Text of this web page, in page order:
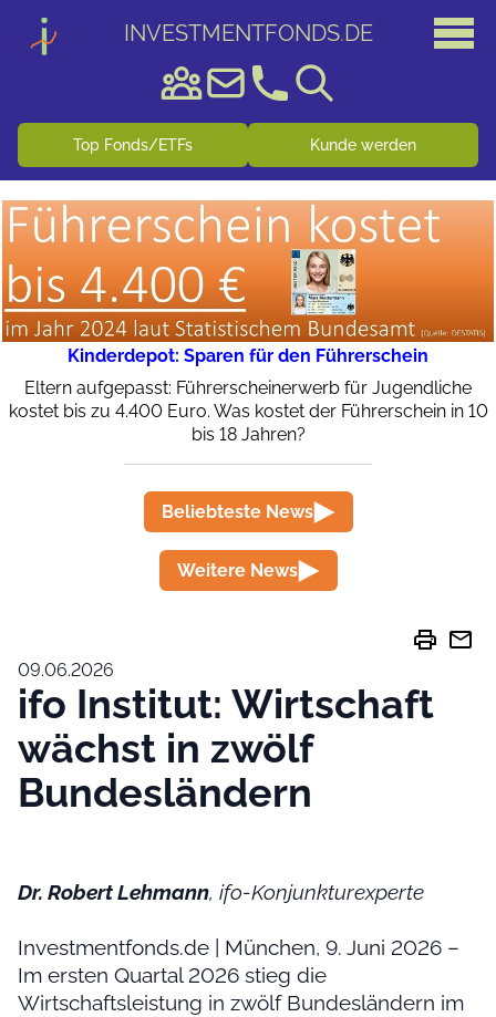
INVESTMENTFONDS.DE
Top Fonds/ETFs Kunde werden
Kinderdepot: Sparen für den Führerschein
Eltern aufgepasst: Führerscheinerwerb für Jugendliche
kostet bis zu 4.400 Euro. Was kostet der Führerschein in 10
bis 18 Jahren?
Beliebteste News
Weitere News
print mail
09.06.2026
ifo Institut: Wirtschaft
wächst in zwölf
Bundesländern
Dr. Robert Lehmann, ifo-Konjunkturexperte
Investmentfonds.de | München, 9. Juni 2026 –
Im ersten Quartal 2026 stieg die
Wirtschaftsleistung in zwölf Bundesländern im